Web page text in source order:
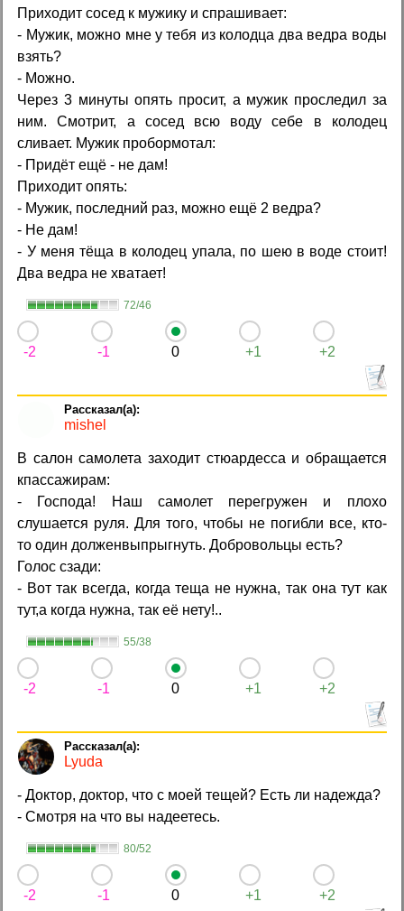
Приходит сосед к мужику и спрашивает:
- Мужик, можно мне у тебя из колодца два ведра воды
взять?
- Можно.
Через 3 минуты опять просит, а мужик проследил за
ним. Смотрит, а сосед всю воду себе в колодец
сливает. Мужик пробормотал:
- Придёт ещё - не дам!
Приходит опять:
- Мужик, последний раз, можно ещё 2 ведра?
- Не дам!
- У меня тёща в колодец упала, по шею в воде стоит!
Два ведра не хватает!
72/46
-2 -1 0 +1 +2
mishel
В салон самолета заходит стюардесса и обращается
кпассажирам:
- Господа! Наш самолет перегружен и плохо
слушается руля. Для того, чтобы не погибли все, кто-
то один долженвыпрыгнуть. Добровольцы есть?
Голос сзади:
- Вот так всегда, когда теща не нужна, так она тут как
тут,а когда нужна, так её нету!..
55/38
-2 -1 0 +1 +2
Lyuda
- Доктор, доктор, что с моей тещей? Есть ли надежда?
- Смотря на что вы надеетесь.
80/52
-2 -1 0 +1 +2